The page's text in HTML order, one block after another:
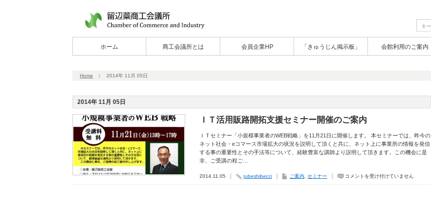
ホーム 商工会議所とは 会員企業HP 「きゅうじん掲示板」 会館利用のご案内
Home 2014年 11月 05日
2014年 11月 05日
ＩＴ活用販路開拓支援セミナー開催のご案内
ＩＴセミナー「小規模事業者のWEB戦略」を11月21日に開催します。 本セミナーでは、昨今の
ネット社会・eコマース市場拡大の状況を説明して頂くと共に、ネット上に事業所の情報を発信
する事の重要性とその手法等について、経験豊富な講師より説明して頂きます。この機会に是
非、ご受講の程ご…
2014.11.05 rubeshibecci ご案内 セミナー
Ｉ
コメントを受け付けていません